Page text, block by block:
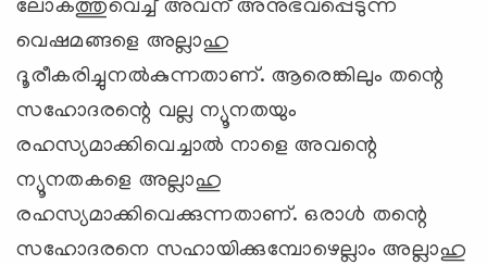
ലോകത്തുവെച്ച് അവന് അനുഭവപ്പെടുന്ന
വെഷമങ്ങളെ അല്ലാഹു
ദൂരീകരിച്ചുനല്‍കുന്നതാണ്. ആരെങ്കിലും തന്റെ
സഹോദരന്റെ വല്ല ന്യൂനതയും
രഹസ്യമാക്കിവെച്ചാല്‍ നാളെ അവന്റെ
ന്യൂനതകളെ അല്ലാഹു
രഹസ്യമാക്കിവെക്കുന്നതാണ്. ഒരാള്‍ തന്റെ
സഹോദരനെ സഹായിക്കുമ്പോഴെല്ലാം അല്ലാഹു